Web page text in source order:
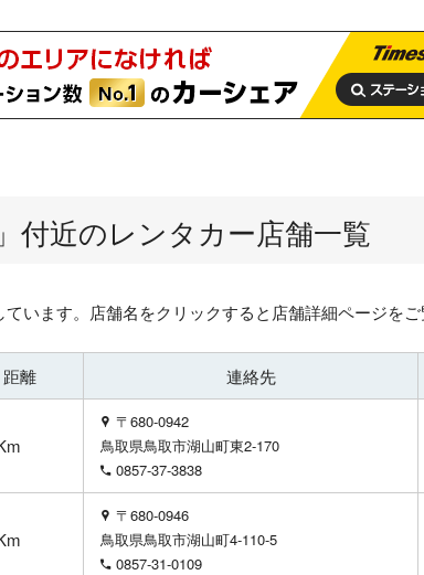
」付近のレンタカー店舗一覧
ています。店舗名をクリックすると店舗詳細ページを
距離 連絡先
〒680-0942
鳥取県鳥取市湖山町東2-170
0857-37-3838
〒680-0946
鳥取県鳥取市湖山町4-110-5
0857-31-0109